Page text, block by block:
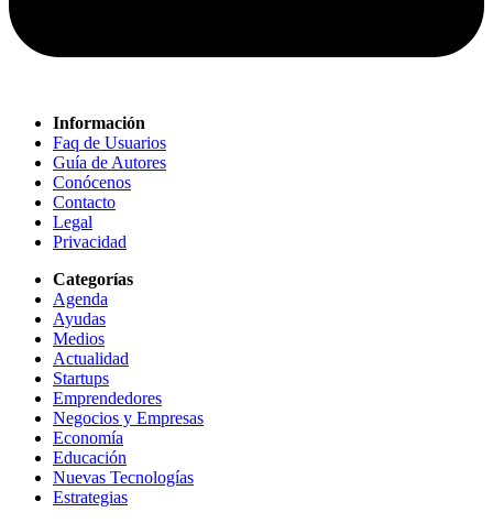
Información
Faq de Usuarios
Guía de Autores
Conócenos
Contacto
Legal
Privacidad
Categorías
Agenda
Ayudas
Medios
Actualidad
Startups
Emprendedores
Negocios y Empresas
Economía
Educación
Nuevas Tecnologías
Estrategias